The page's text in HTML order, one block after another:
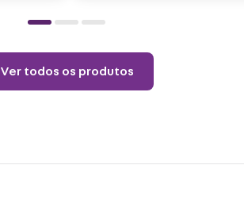
Ver todos os produtos